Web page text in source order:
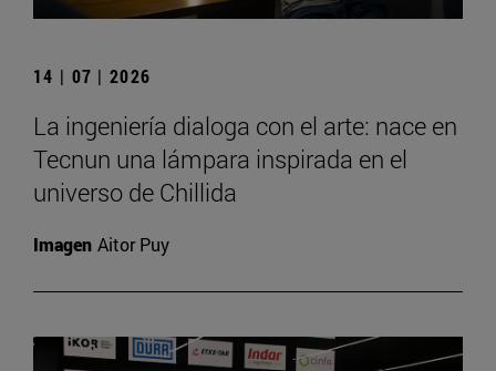
14 | 07 | 2026
La ingeniería dialoga con el arte: nace en
Tecnun una lámpara inspirada en el
universo de Chillida
Imagen Aitor Puy